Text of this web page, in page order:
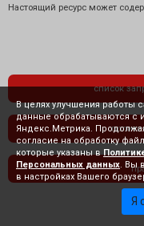
Настоящий ресурс может
список
В целях улучшения работы
данные обрабатываются с
Яндекс.Метрика.
согласие на обработку
которые указаны в
Персональных данных . Вы
в настройках Вашего
Я